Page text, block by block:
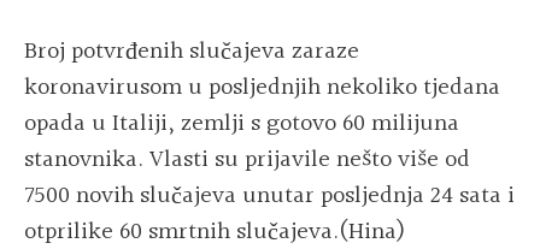
Broj potvrđenih slučajeva zaraze
koronavirusom u posljednjih nekoliko tjedana
opada u Italiji, zemlji s gotovo 60 milijuna
stanovnika. Vlasti su prijavile nešto više od
7500 novih slučajeva unutar posljednja 24 sata i
otprilike 60 smrtnih slučajeva.(Hina)